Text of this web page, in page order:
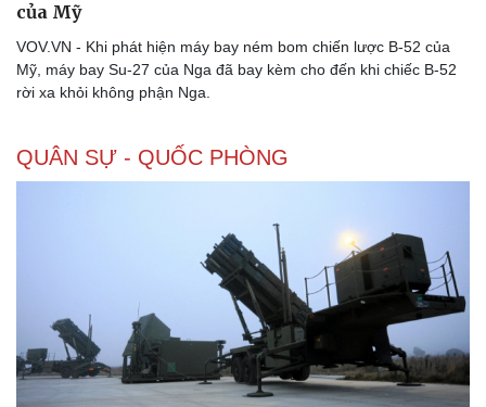
Thể thao
Bóng đá
Lịch thi đấu bóng đá
Thế giới thể thao
Hậu trường
Ô tô
Xe máy
của Mỹ
VOV.VN - Khi phát hiện máy bay ném bom chiến lược B-52 của
Mỹ, máy bay Su-27 của Nga đã bay kèm cho đến khi chiếc B-52
rời xa khỏi không phận Nga.
QUÂN SỰ - QUỐC PHÒNG